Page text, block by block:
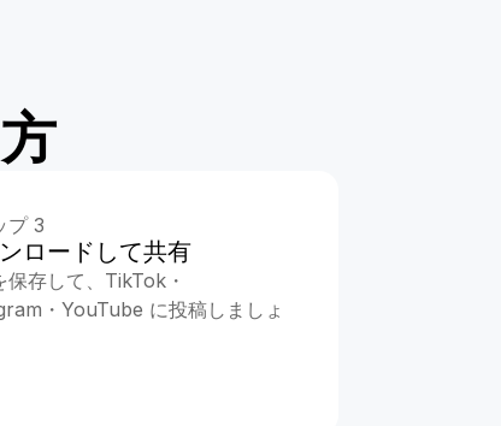
プ 3
ロードして共有
保存して、TikTok・
・YouTube に投稿しましょ